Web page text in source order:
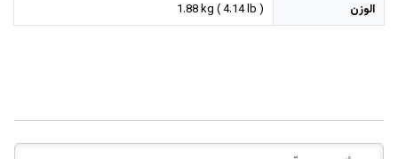
الوزن
1.88 kg ( 4.14 lb )